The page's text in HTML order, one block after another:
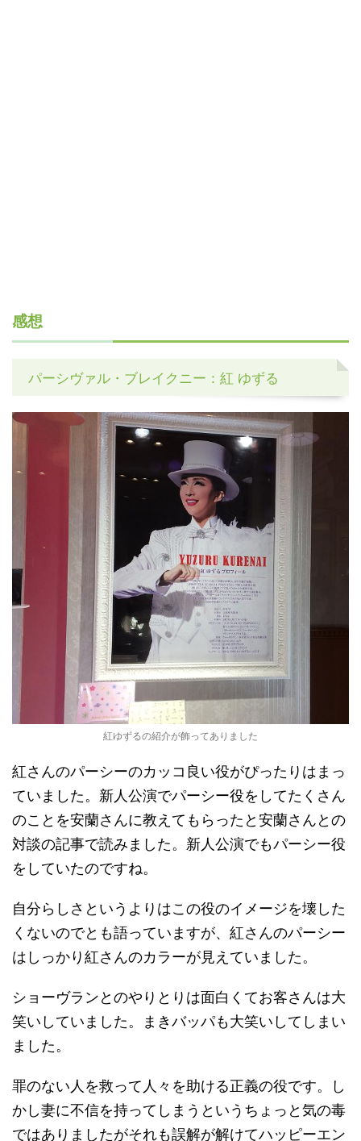
感想
パーシヴァル・ブレイクニー：紅 ゆずる
紅ゆずるの紹介が飾ってありました
紅さんのパーシーのカッコ良い役がぴったりはまっ
ていました。新人公演でパーシー役をしてたくさん
のことを安蘭さんに教えてもらったと安蘭さんとの
対談の記事で読みました。新人公演でもパーシー役
をしていたのですね。
自分らしさというよりはこの役のイメージを壊した
くないのでとも語っていますが、紅さんのパーシー
はしっかり紅さんのカラーが見えていました。
ショーヴランとのやりとりは面白くてお客さんは大
笑いしていました。まきバッパも大笑いしてしまい
ました。
罪のない人を救って人々を助ける正義の役です。し
かし妻に不信を持ってしまうというちょっと気の毒
ではありましたがそれも誤解が解けてハッピーエン